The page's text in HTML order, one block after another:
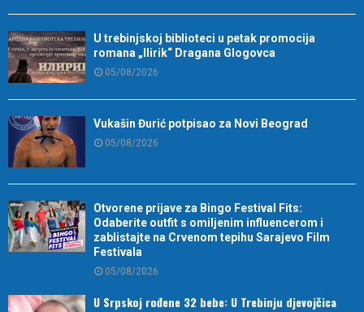
U trebinjskoj biblioteci u petak promocija
romana „Ilirik“ Dragana Glogovca
05/08/2026
Vukašin Đurić potpisao za Novi Beograd
05/08/2026
Otvorene prijave za Bingo Festival Fits:
Odaberite outfit s omiljenim influencerom i
zablistajte na Crvenom tepihu Sarajevo Film
Festivala
05/08/2026
U Srpskoj rođene 32 bebe: U Trebinju djevojčica